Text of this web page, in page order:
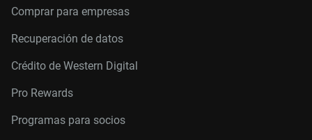
Comprar para empresas
Recuperación de datos
Crédito de Western Digital
Pro Rewards
Programas para socios